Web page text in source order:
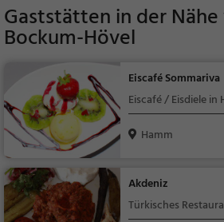
Gaststätten in der
Bockum-Hövel
Eiscafé Sommariva
Eiscafé / Eisdiele in
Hamm
Akdeniz
Türkisches